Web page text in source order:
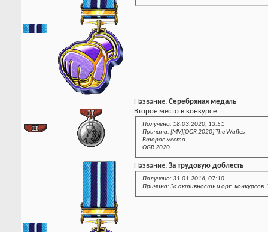
Название: Серебряная медаль
Второе место в конкурсе
Получено: 18.03.2020, 13:51
Причина: [MV][OGR 2020] The Wafles
Второе место
OGR 2020
Название: За трудовую доблесть
Получено: 31.01.2016, 07:10
Причина: За активность и орг.